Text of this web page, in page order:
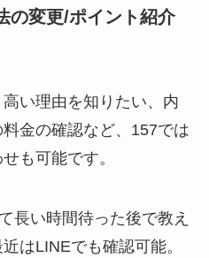
変更/ポイント紹介
い理由を知りたい、内
金の確認など、157では
も可能です。
長い時間待った後で教え
はLINEでも確認可能。